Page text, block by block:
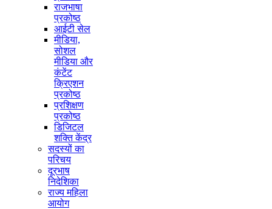
राजभाषा
प्रकोष्ठ
आईटी सेल
मीडिया,
सोशल
मीडिया और
कंटेंट
क्रिएशन
प्रकोष्ठ
प्रशिक्षण
प्रकोष्ठ
डिजिटल
शक्ति केंद्र
सदस्यों का
परिचय
दूरभाष
निदेशिका
राज्य महिला
आयोग